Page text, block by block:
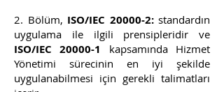
2. Bölüm, ISO/IEC 20000-2:standardın
uygulama ile ilgili prensipleridir ve
ISO/IEC 20000-1
kapsamında Hizmet
Yönetimi sürecinin en iyi şekilde
uygulanabilmesi için gerekli talimatları